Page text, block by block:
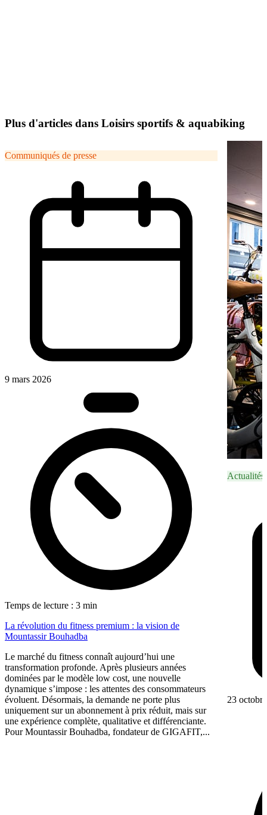
Plus d'articles dans Loisirs sportifs & aquabiking
Communiqués de presse
9 mars 2026
Temps de lecture : 3 min
La révolution du fitness premium : la vision de
Mountassir Bouhadba
Le marché du fitness connaît aujourd’hui une
transformation profonde. Après plusieurs années
dominées par le modèle low cost, une nouvelle
dynamique s’impose : les attentes des consommateurs
évoluent. Désormais, la demande ne porte plus
uniquement sur un abonnement à prix réduit, mais sur
une expérience complète, qualitative et différenciante.
Pour Mountassir Bouhadba, fondateur de GIGAFIT,...
Actualités
23